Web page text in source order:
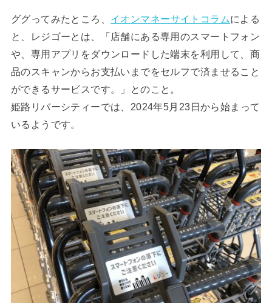
ググってみたところ、 イオンマネーサイトコラムによる
と、レジゴーとは、「店舗にある専用のスマートフォン
や、専用アプリをダウンロードした端末を利用して、商
品のスキャンからお支払いまでをセルフで済ませること
ができるサービスです。」とのこと。
姫路リバーシティーでは、2024年5月23日から始まって
いるようです。